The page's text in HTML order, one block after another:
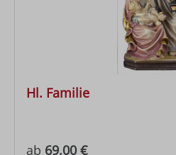
Hl. Familie
Regulärer Preis:
ab 69,00 €